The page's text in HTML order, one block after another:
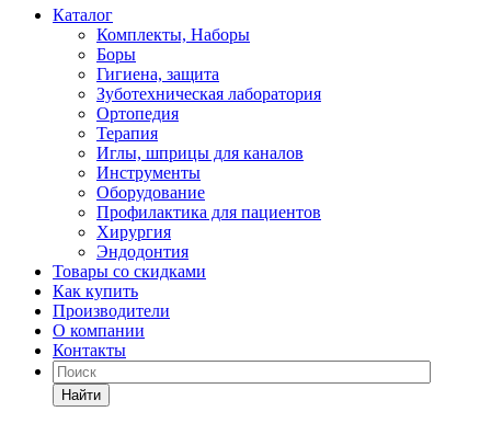
Каталог
Комплекты, Наборы
Боры
Гигиена, защита
Зуботехническая лаборатория
Ортопедия
Терапия
Иглы, шприцы для каналов
Инструменты
Оборудование
Профилактика для пациентов
Хирургия
Эндодонтия
Товары со скидками
Как купить
Производители
О компании
Контакты
Найти